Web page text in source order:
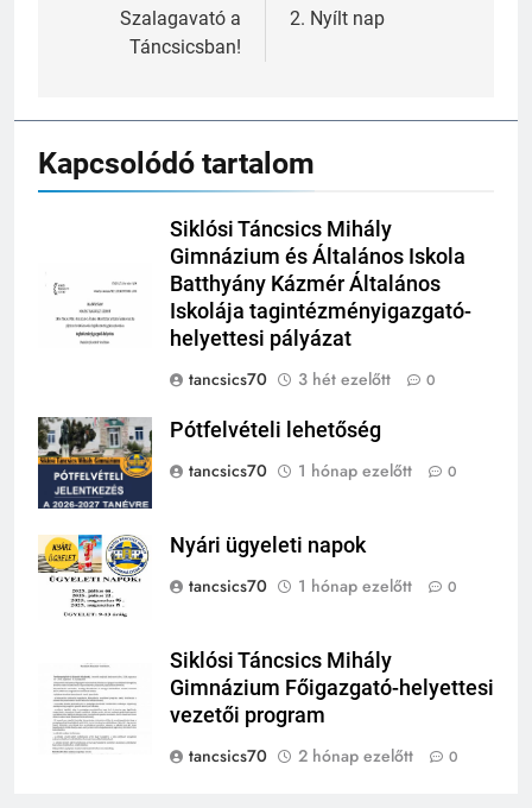
navigáció
Szalagavató a
Táncsicsban!
2. Nyílt nap
Kapcsolódó tartalom
Siklósi Táncsics Mihály
Gimnázium és Általános Iskola
Batthyány Kázmér Általános
Iskolája tagintézményigazgató-
helyettesi pályázat
tancsics70
3 hét ezelőtt 0
Pótfelvételi lehetőség
tancsics70
1 hónap ezelőtt 0
Nyári ügyeleti napok
tancsics70
1 hónap ezelőtt 0
Siklósi Táncsics Mihály
Gimnázium Főigazgató-helyettesi
vezetői program
tancsics70
2 hónap ezelőtt 0